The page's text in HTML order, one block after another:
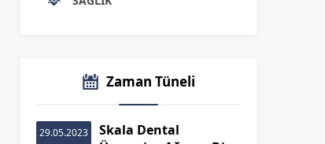
Zaman Tüneli
29.05.2023
Skala Dental